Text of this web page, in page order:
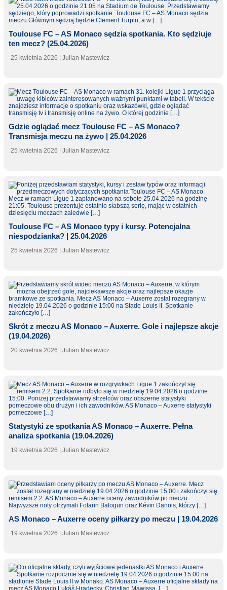
Toulouse FC – AS Monaco sędzia spotkania. Kto sędziuje
ten mecz? (25.04.2026)
25 kwietnia 2026 | Julian Mastewicz
Gdzie oglądać mecz Toulouse FC – AS Monaco?
Transmisja meczu na żywo | 25.04.2026
25 kwietnia 2026 | Julian Mastewicz
Toulouse FC – AS Monaco typy i kursy. Potencjalna
niespodzianka? | 25.04.2026
25 kwietnia 2026 | Julian Mastewicz
Skrót z meczu AS Monaco – Auxerre. Gole i najlepsze akcje
(19.04.2026)
20 kwietnia 2026 | Julian Mastewicz
Statystyki ze spotkania AS Monaco – Auxerre. Pełna
analiza spotkania (19.04.2026)
19 kwietnia 2026 | Julian Mastewicz
AS Monaco – Auxerre oceny piłkarzy po meczu | 19.04.2026
19 kwietnia 2026 | Julian Mastewicz